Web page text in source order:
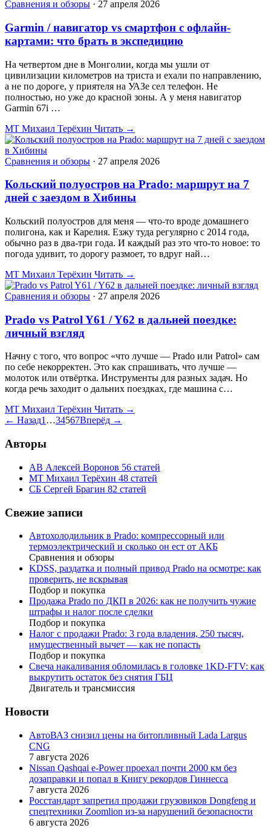
Сравнения и обзоры · 27 апреля 2026
Garmin / навигатор vs смартфон с офлайн-
картами: что брать в экспедицию
На четвертом дне в Монголии, когда мы ушли от
цивилизации километров на триста и ехали по направлению,
а не по дороге, у приятеля на УАЗе сел телефон. Не
полностью, но уже до красной зоны. А у меня навигатор
Garmin 67i …
МТ Михаил Терёхин Читать →
Сравнения и обзоры · 27 апреля 2026
Кольский полуостров на Prado: маршрут на 7
дней с заездом в Хибины
Кольский полуостров для меня — что-то вроде домашнего
полигона, как и Карелия. Езжу туда регулярно с 2014 года,
обычно раз в два-три года. И каждый раз это что-то новое: то
погода удивит, то дорогу размоет, то вдруг най…
МТ Михаил Терёхин Читать →
Сравнения и обзоры · 27 апреля 2026
Prado vs Patrol Y61 / Y62 в дальней поездке:
личный взгляд
Начну с того, что вопрос «что лучше — Prado или Patrol» сам
по себе некорректен. Это как спрашивать, что лучше —
молоток или отвёртка. Инструменты для разных задач. Но
когда речь заходит о дальних поездках, где машина с…
МТ Михаил Терёхин Читать →
← Назад1…34567Вперёд →
Авторы
АВ Алексей Воронов 56 статей
МТ Михаил Терёхин 48 статей
СБ Сергей Брагин 82 статей
Свежие записи
Автохолодильник в Prado: компрессорный или
термоэлектрический и сколько он ест от АКБ
Сравнения и обзоры
KDSS, раздатка и полный привод Prado на осмотре: как
проверить, не вскрывая
Подбор и покупка
Продажа Prado по ДКП в 2026: как не получить чужие
штрафы и налог после сделки
Подбор и покупка
Налог с продажи Prado: 3 года владения, 250 тысяч,
имущественный вычет — как не попасть
Подбор и покупка
Свеча накаливания обломилась в головке 1KD-FTV: как
выкрутить остаток без снятия ГБЦ
Двигатель и трансмиссия
Новости
АвтоВАЗ снизил цены на битопливный Lada Largus
CNG
7 августа 2026
Nissan Qashqai e-Power проехал почти 2000 км без
дозаправки и попал в Книгу рекордов Гиннесса
7 августа 2026
Росстандарт запретил продажи грузовиков Dongfeng и
спецтехники Zoomlion из-за нарушений безопасности
6 августа 2026